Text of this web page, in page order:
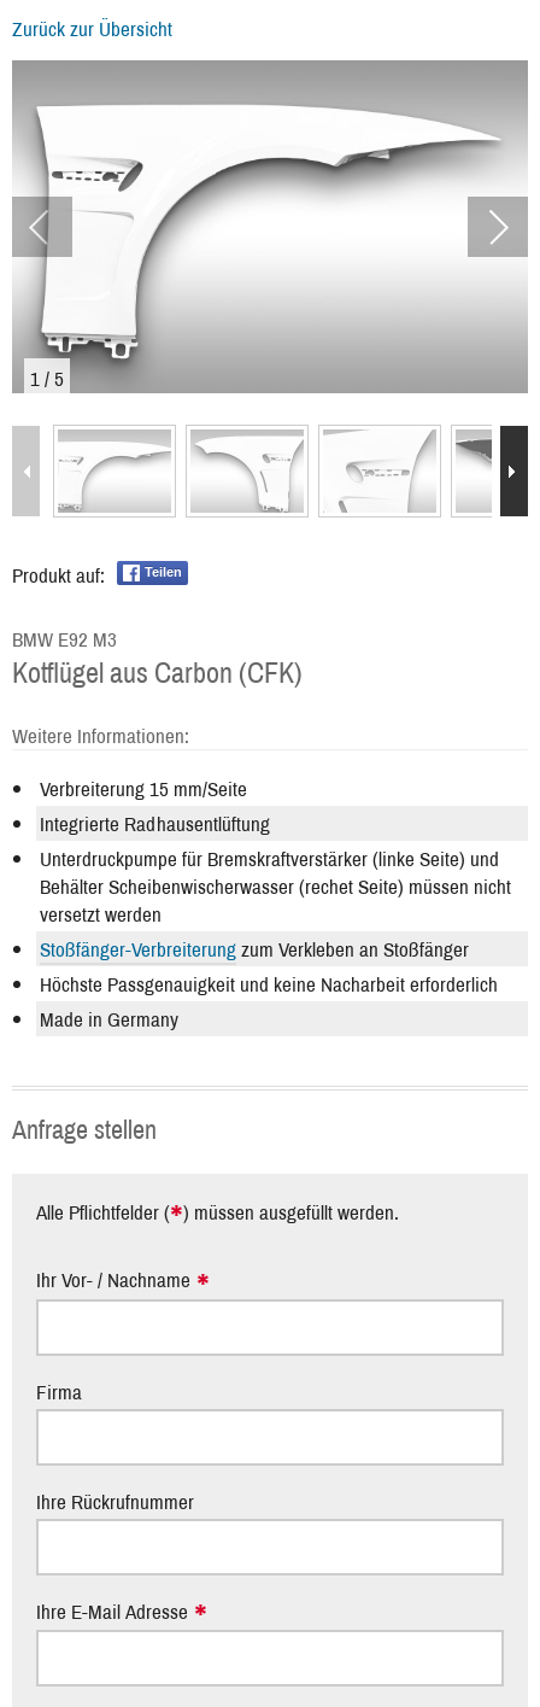
Zurück zur Übersicht
1/5
Produkt auf: Teilen
BMW E92 M3
Kotflügel aus Carbon (CFK)
Weitere Informationen:
Verbreiterung 15 mm/Seite
Integrierte Radhausentlüftung
Unterdruckpumpe für Bremskraftverstärker (linke Seite) und
Behälter Scheibenwischerwasser (rechet Seite) müssen nicht
versetzt werden
Stoßfänger-Verbreiterungzum Verkleben an Stoßfänger
Höchste Passgenauigkeit und keine Nacharbeit erforderlich
Made in Germany
Anfrage stellen
Alle Pflichtfelder (*) müssen ausgefüllt werden.
Ihr Vor- / Nachname
Firma
Ihre Rückrufnummer
Ihre E-Mail Adresse